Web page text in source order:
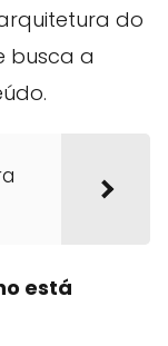
do
busca a
está